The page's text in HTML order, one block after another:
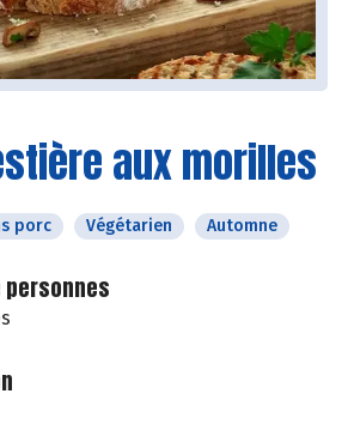
aux morilles
porc Végétarien Automne
personnes